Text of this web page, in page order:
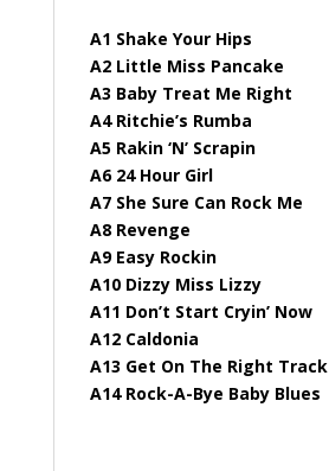
A1 Shake Your Hips
A2 Little Miss Pancake
A3 Baby Treat Me Right
A4 Ritchie’s Rumba
A5 Rakin ‘N’ Scrapin
A6 24 Hour Girl
A7 She Sure Can Rock Me
A8 Revenge
A9 Easy Rockin
A10 Dizzy Miss Lizzy
A11 Don’t Start Cryin’ Now
A12 Caldonia
A13 Get On The Right Track
A14 Rock-A-Bye Baby Blues